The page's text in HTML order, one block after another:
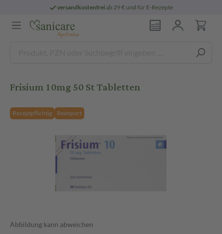
versandkostenfreiab 29 € und für E-Rezepte
Frisium 10mg 50 St Tabletten
Rezeptpflichtig Reimport
Abbildung kann abweichen